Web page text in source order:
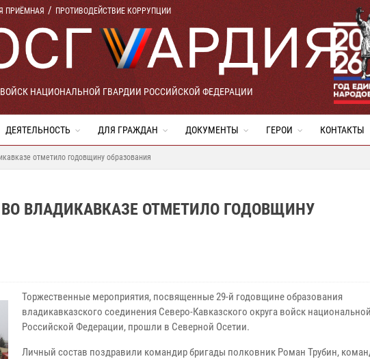
ПРИЁМНАЯ ПРОТИВОДЕЙСТВИЕ КОРРУПЦИИ
НАЦИОНАЛЬНОЙ ГВАРДИИ РОССИЙСКОЙ ФЕДЕРАЦИИ
ДЕЯТЕЛЬНОСТЬ ДЛЯ ГРАЖДАН ДОКУМЕНТЫ ГЕРОИ КОНТАКТЫ
отметило годовщину образования
ВЛАДИКАВКАЗЕ ОТМЕТИЛО ГОДОВЩИНУ
Торжественные мероприятия, посвященные 29-й годовщине образования
владикавказского соединения Северо-Кавказского округа войск
Российской Федерации, прошли в Северной Осетии.
Личный состав поздравили командир бригады полковник Роман Трубин,